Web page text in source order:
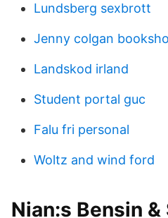
Lundsberg sexbrott
Jenny colgan
Landskod irland
Student portal guc
Falu fri personal
Woltz and wind ford
Nian:s Bensin &